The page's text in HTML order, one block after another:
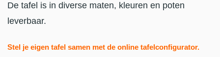
De tafel is in diverse maten, kleuren en poten
leverbaar.
Stel je eigen tafel samen met de online tafelconfigurator.